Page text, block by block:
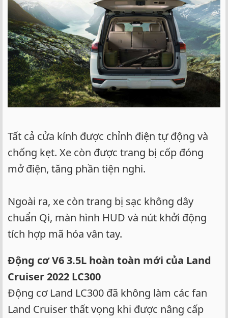
Tất cả cửa kính được chỉnh điện tự động và
chống kẹt. Xe còn được trang bị cốp đóng
mở điện, tăng phần tiện nghi.
Ngoài ra, xe còn trang bị sạc không dây
chuẩn Qi, màn hình HUD và nút khởi động
tích hợp mã hóa vân tay.
Động cơ V6 3.5L hoàn toàn mới của Land
Cruiser 2022 LC300​
Động cơ Land LC300 đã không làm các fan
Land Cruiser thất vọng khi được nâng cấp